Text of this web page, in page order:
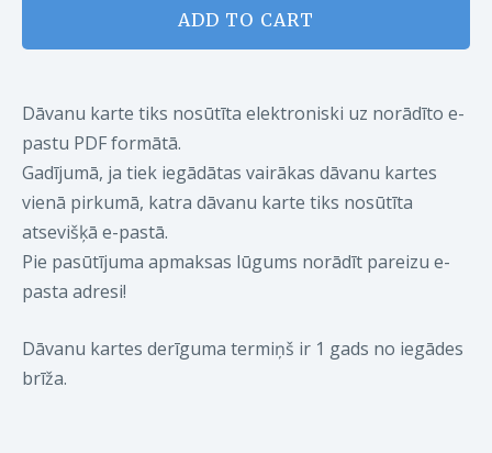
ADD TO CART
Dāvanu karte tiks nosūtīta elektroniski uz norādīto e-
pastu PDF formātā.
Gadījumā, ja tiek iegādātas vairākas dāvanu kartes
vienā pirkumā, katra dāvanu karte tiks nosūtīta
atsevišķā e-pastā.
Pie pasūtījuma apmaksas lūgums norādīt pareizu e-
pasta adresi!
Dāvanu kartes derīguma termiņš ir 1 gads no iegādes
brīža.